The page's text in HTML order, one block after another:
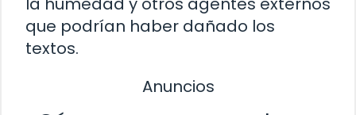
que podrían haber dañado los
textos.
Anuncios